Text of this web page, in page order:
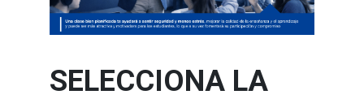
SELECCIONA LA